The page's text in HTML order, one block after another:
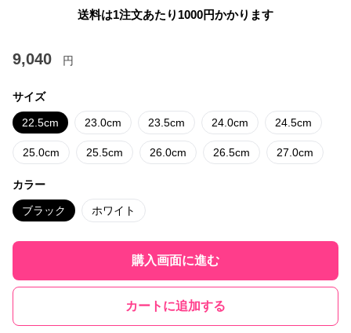
送料は1注文あたり 1000円かかります
9,040 円
サイズ
22.5cm 23.0cm 23.5cm 24.0cm 24.5cm
25.0cm 25.5cm 26.0cm 26.5cm 27.0cm
カラー
ブラック ホワイト
購入画面に進む
カートに追加する